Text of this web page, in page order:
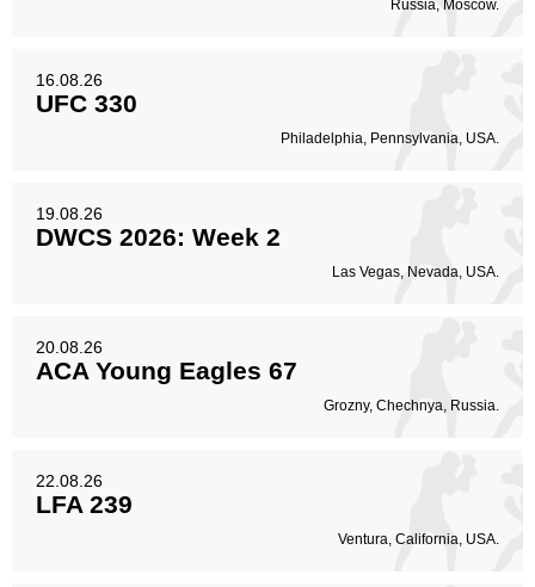
Russia, Moscow.
16.08.26
UFC 330
Philadelphia, Pennsylvania, USA.
19.08.26
DWCS 2026: Week 2
Las Vegas, Nevada, USA.
20.08.26
ACA Young Eagles 67
Grozny, Chechnya, Russia.
22.08.26
LFA 239
Ventura, California, USA.